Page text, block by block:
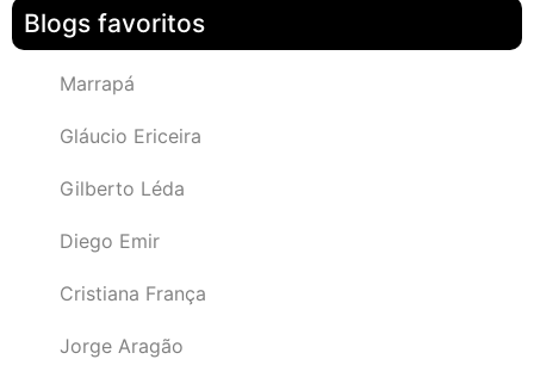
Blogs favoritos
Marrapá
Gláucio Ericeira
Gilberto Léda
Diego Emir
Cristiana França
Jorge Aragão